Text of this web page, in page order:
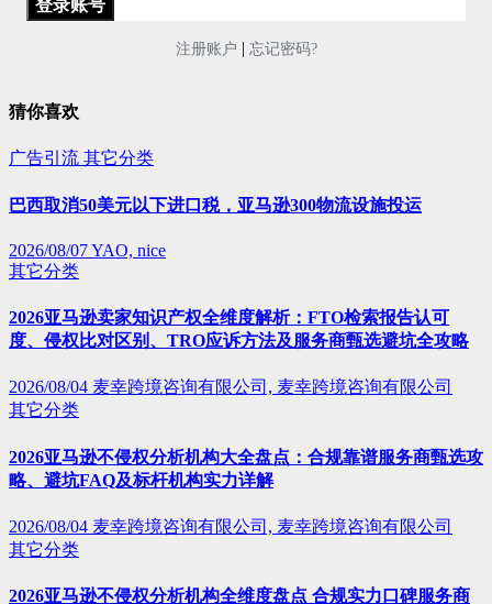
注册账户 | 忘记密码?
猜你喜欢
广告引流 其它分类
巴西取消50美元以下进口税，亚马逊300物流设施投运
2026/08/07YAO, nice
其它分类
2026亚马逊卖家知识产权全维度解析：FTO检索报告认可
度、侵权比对区别、TRO应诉方法及服务商甄选避坑全攻略
2026/08/04 麦幸跨境咨询有限公司, 麦幸跨境咨询有限公司
其它分类
2026亚马逊不侵权分析机构大全盘点：合规靠谱服务商甄选攻
略、避坑FAQ及标杆机构实力详解
2026/08/04 麦幸跨境咨询有限公司, 麦幸跨境咨询有限公司
其它分类
2026亚马逊不侵权分析机构全维度盘点 合规实力口碑服务商